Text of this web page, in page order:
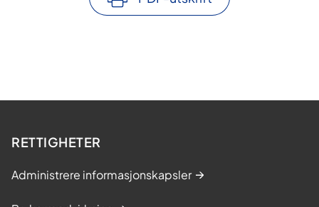
RETTIGHETER
Administrere informasjonskapsler